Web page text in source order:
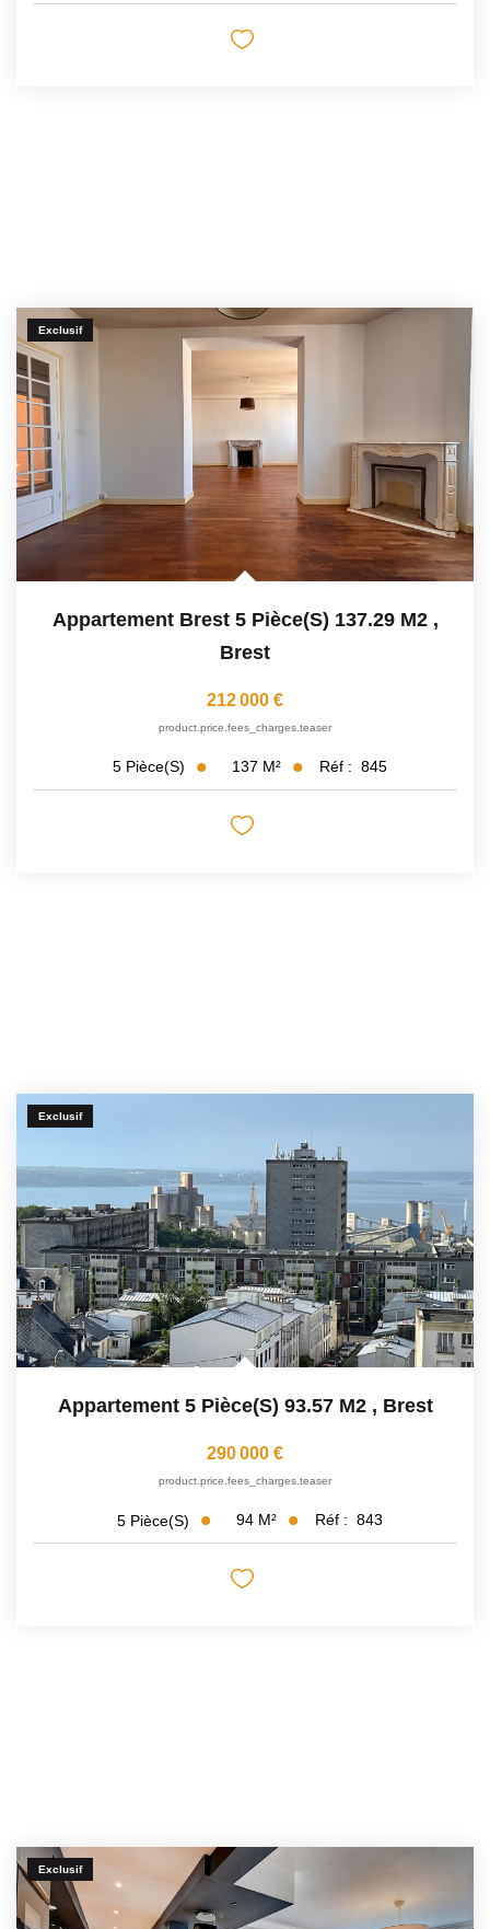
Exclusif
Appartement Brest 5 Pièce(s) 137.29 M2 ,
Brest
212 000 €
product.price.fees_charges.teaser
5 Pièce(s) 137 M² Réf : 845
Exclusif
Appartement 5 Pièce(s) 93.57 M2 , Brest
290 000 €
product.price.fees_charges.teaser
5 Pièce(s) 94 M² Réf : 843
Exclusif